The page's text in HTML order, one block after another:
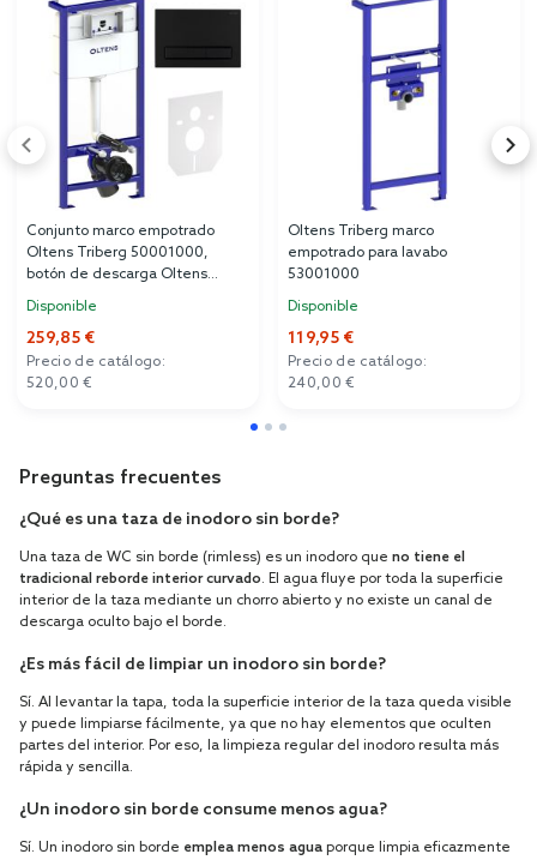
Conjunto marco empotrado
Oltens Triberg 50001000,
botón de descarga Oltens
Torne 57103300, 49301000
Disponible
259,85 €
Precio de catálogo:
520,00 €
Oltens Triberg marco
empotrado para lavabo
53001000
Disponible
119,95 €
Precio de catálogo:
240,00 €
Preguntas frecuentes
¿Qué es una taza de inodoro sin borde?
Una taza de WC sin borde (rimless) es un inodoro que no tiene el
tradicional reborde interior curvado. El agua fluye por toda la superficie
interior de la taza mediante un chorro abierto y no existe un canal de
descarga oculto bajo el borde.
¿Es más fácil de limpiar un inodoro sin borde?
Sí. Al levantar la tapa, toda la superficie interior de la taza queda visible
y puede limpiarse fácilmente, ya que no hay elementos que oculten
partes del interior. Por eso, la limpieza regular del inodoro resulta más
rápida y sencilla.
¿Un inodoro sin borde consume menos agua?
Sí. Un inodoro sin borde emplea menos agua porque limpia eficazmente